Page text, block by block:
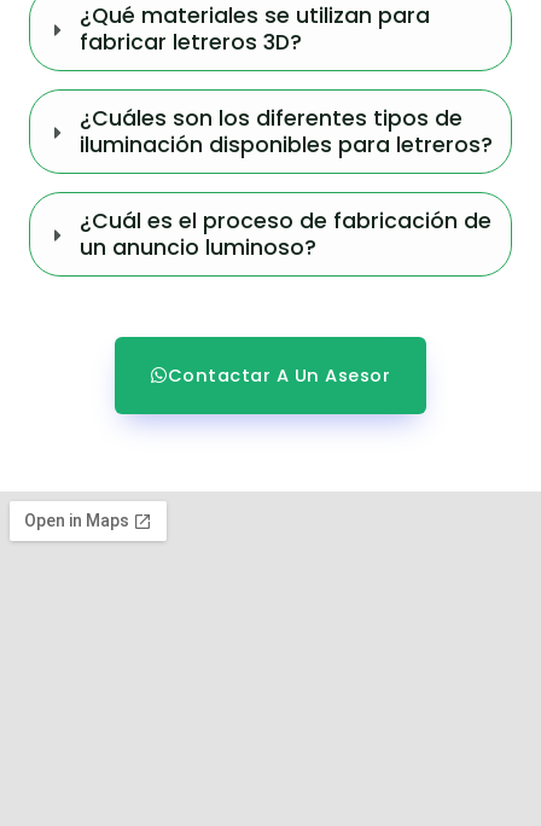
¿Qué materiales se utilizan para
fabricar letreros 3D?
¿Cuáles son los diferentes tipos de
iluminación disponibles para letreros?
¿Cuál es el proceso de fabricación de
un anuncio luminoso?
Contactar A Un Asesor